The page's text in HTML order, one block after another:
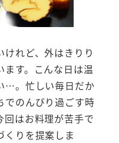
れど、外はきりり
ます。こんな日は温
…。忙しい毎日だか
でのんびり過ごす時
回はお料理が苦手で
くりを提案しま